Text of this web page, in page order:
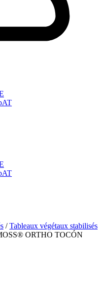
AT
AT
/Tableaux végétaux stabilisés
ORTHO TOCÓN